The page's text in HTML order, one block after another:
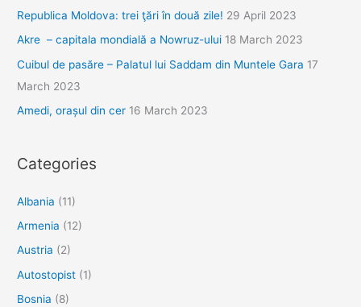
Republica Moldova: trei ţări în două zile! 29 April 2023
Akre – capitala mondială a Nowruz-ului 18 March 2023
Cuibul de pasăre – Palatul lui Saddam din Muntele Gara 17
March 2023
Amedi, orașul din cer 16 March 2023
Categories
Albania (11)
Armenia (12)
Austria (2)
Autostopist (1)
Bosnia (8)